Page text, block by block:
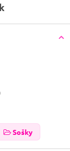
Sošky